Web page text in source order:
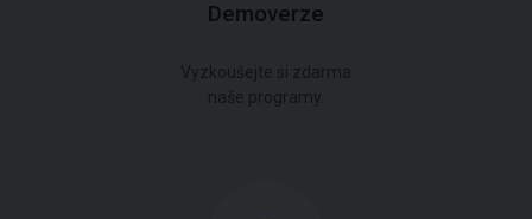
Demoverze